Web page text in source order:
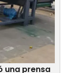
una prensa